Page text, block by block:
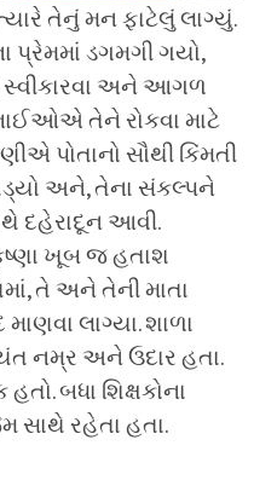
તેનું મન ફાટેલું લાગ્યું.
ડગમગી ગયો,
અને આગળ
તેને રોકવા માટે
પોતાનો સૌથી કિંમતી
અને, તેના સંકલ્પને
દહેરાદૂન આવી.
ખૂબ જ હતાશ
તે અને તેની માતા
લાગ્યા. શાળા
નમ્ર અને ઉદાર હતા.
બધા શિક્ષકોના
સાથે રહેતા હતા.